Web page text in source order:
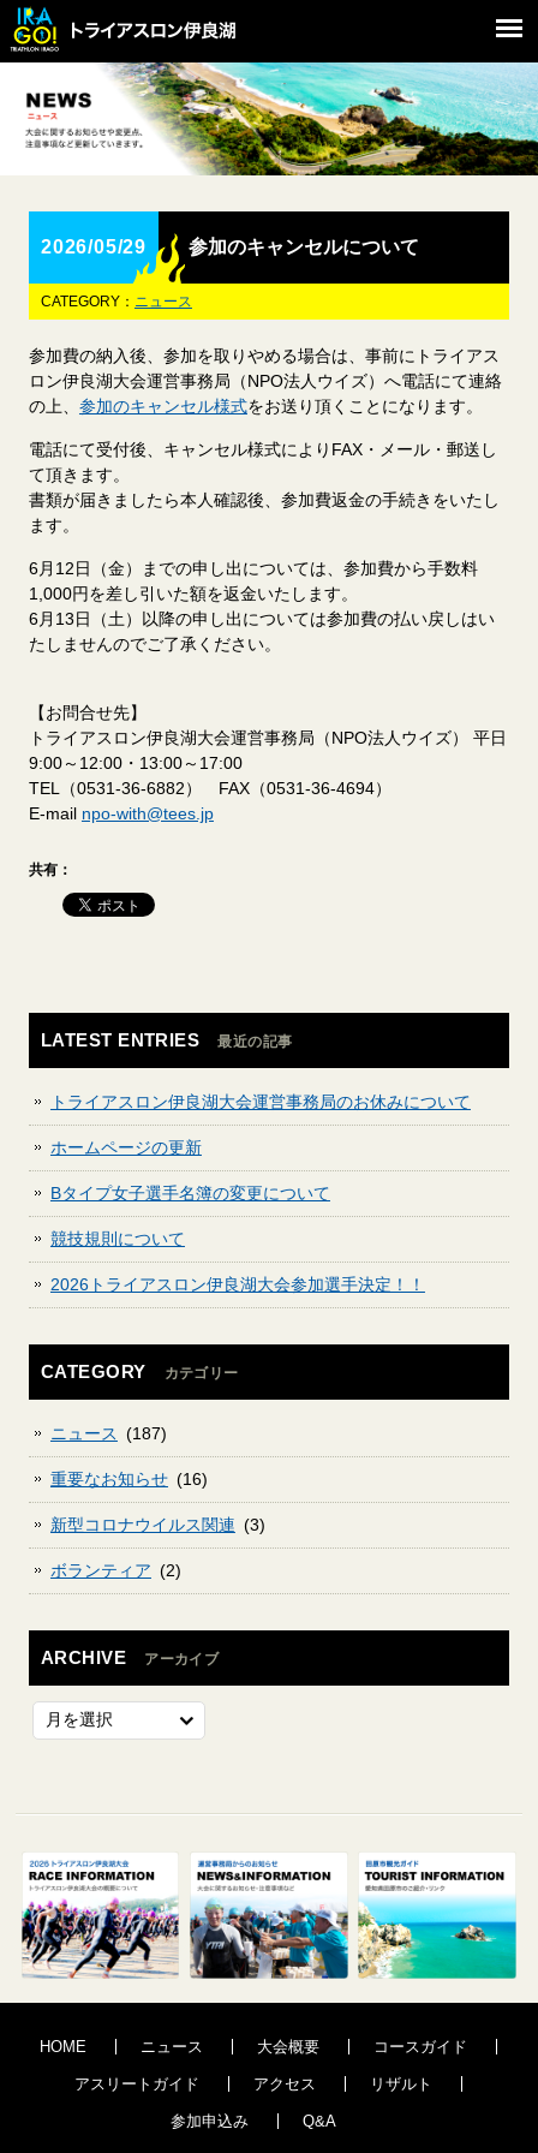
2026/05/29 参加のキャンセルについて
CATEGORY： ニュース
参加費の納入後、参加を取りやめる場合は、事前にトライアス
ロン伊良湖大会運営事務局（NPO法人ウイズ）へ電話にて連絡
の上、 参加のキャンセル様式をお送り頂くことになります。
電話にて受付後、キャンセル様式によりFAX・メール・郵送し
て頂きます。
書類が届きましたら本人確認後、参加費返金の手続きをいたし
ます。
6月12日（金）までの申し出については、参加費から手数料
1,000円を差し引いた額を返金いたします。
6月13日（土）以降の申し出については参加費の払い戻しはい
たしませんのでご了承ください。
【お問合せ先】
トライアスロン伊良湖大会運営事務局（NPO法人ウイズ） 平日
9:00～12:00・13:00～17:00
TEL（0531-36-6882） FAX（0531-36-4694）
E-mail npo-with@tees.jp
共有：
LATEST ENTRIES 最近の記事
トライアスロン伊良湖大会運営事務局のお休みについて
ホームページの更新
Bタイプ女子選手名簿の変更について
競技規則について
2026トライアスロン伊良湖大会参加選手決定！！
CATEGORY カテゴリー
ニュース (187)
重要なお知らせ (16)
新型コロナウイルス関連 (3)
ボランティア (2)
ARCHIVE アーカイブ
HOME ニュース 大会概要 コースガイド
アスリートガイド アクセス リザルト
参加申込み Q&A